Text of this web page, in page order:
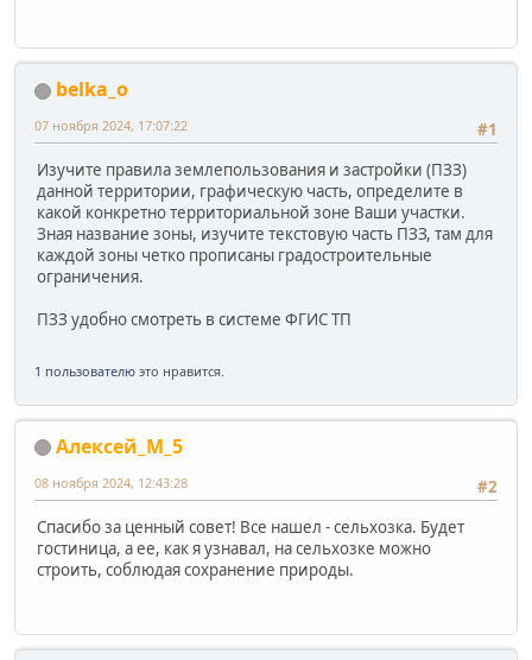
belka_o
#1
07 ноября 2024, 17:07:22
Изучите правила землепользования и застройки (ПЗЗ)
данной территории, графическую часть, определите в
какой конкретно территориальной зоне Ваши участки.
Зная название зоны, изучите текстовую часть ПЗЗ, там для
каждой зоны четко прописаны градостроительные
ограничения.
ПЗЗ удобно смотреть в системе ФГИС ТП
1 пользователю это нравится.
Алексей_М_5
#2
08 ноября 2024, 12:43:28
Спасибо за ценный совет! Все нашел - сельхозка. Будет
гостиница, а ее, как я узнавал, на сельхозке можно
строить, соблюдая сохранение природы.